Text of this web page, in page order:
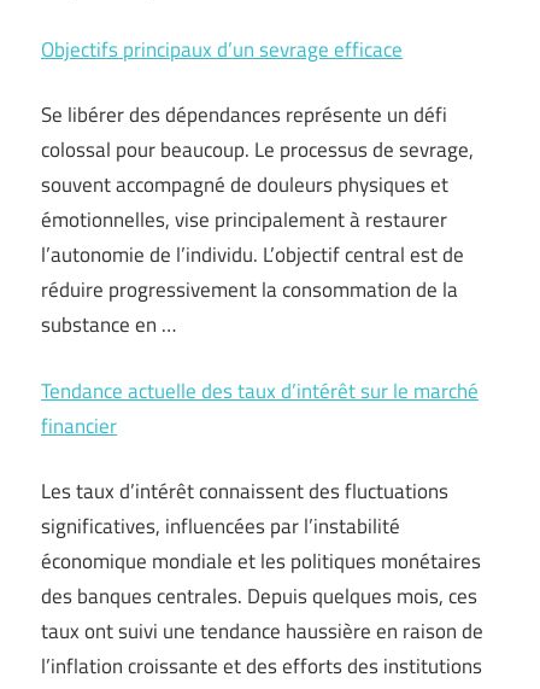
Objectifs principaux d’un sevrage efficace
Se libérer des dépendances représente un défi
colossal pour beaucoup. Le processus de sevrage,
souvent accompagné de douleurs physiques et
émotionnelles, vise principalement à restaurer
l’autonomie de l’individu. L’objectif central est de
réduire progressivement la consommation de la
substance en …
Tendance actuelle des taux d’intérêt sur le marché
financier
Les taux d’intérêt connaissent des fluctuations
significatives, influencées par l’instabilité
économique mondiale et les politiques monétaires
des banques centrales. Depuis quelques mois, ces
taux ont suivi une tendance haussière en raison de
l’inflation croissante et des efforts des institutions